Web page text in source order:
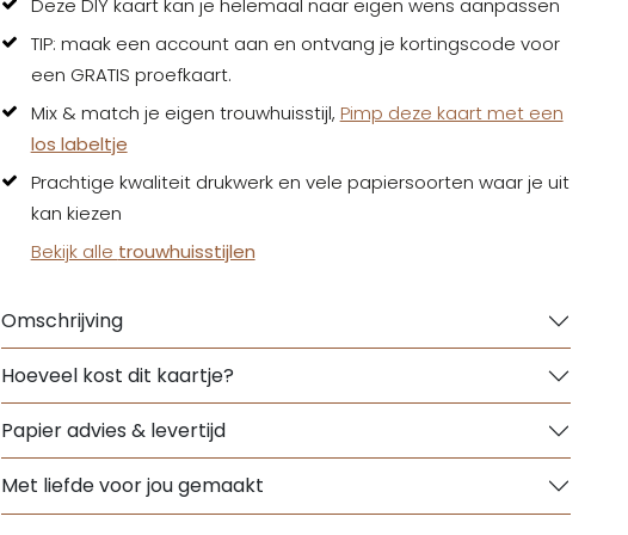
Deze DIY kaart kan je helemaal naar eigen wens aanpassen
TIP: maak een account aan en ontvang je kortingscode voor
een GRATIS proefkaart.
Mix & match je eigen trouwhuisstijl, Pimp deze kaart met een
los labeltje
Prachtige kwaliteit drukwerk en vele papiersoorten waar je uit
kan kiezen
Bekijk alle trouwhuisstijlen
Omschrijving
Hoeveel kost dit kaartje?
Papier advies & levertijd
Met liefde voor jou gemaakt